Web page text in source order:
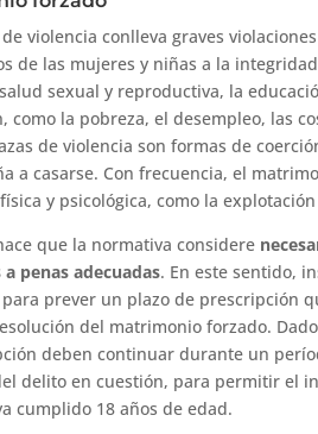
violencia conlleva graves
de las mujeres y niñas a la
sexual y reproductiva, la
como la pobreza, el desempleo, las
de violencia son formas de
a casarse. Con frecuencia, el
y psicológica, como la
que la normativa considere
penas adecuadas. En este sentido,
para prever un plazo de prescripción
del matrimonio forzado.
deben continuar durante un
delito en cuestión, para permitir el
cumplido 18 años de edad.